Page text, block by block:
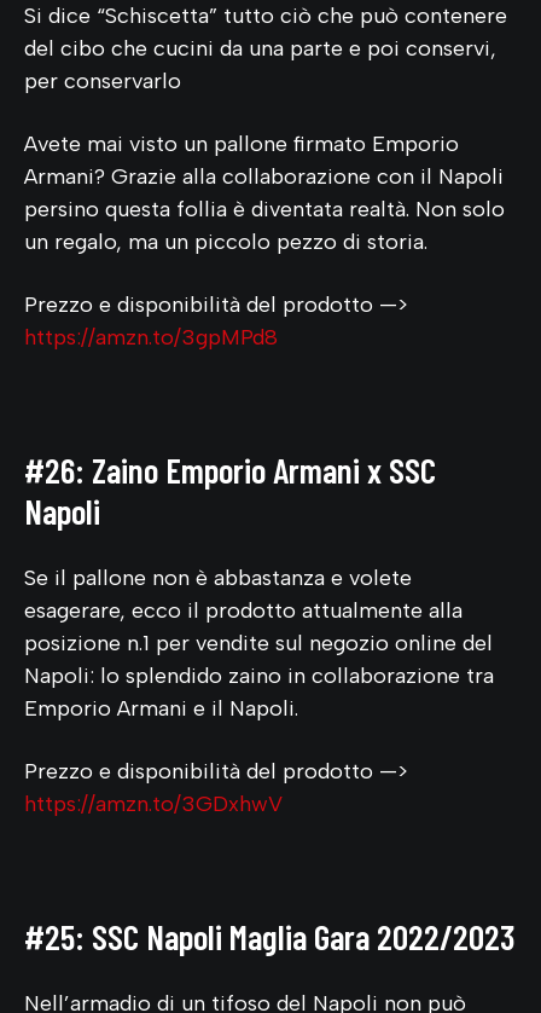
Si dice “Schiscetta” tutto ciò che può contenere
del cibo che cucini da una parte e poi conservi,
per conservarlo
Avete mai visto un pallone firmato Emporio
Armani? Grazie alla collaborazione con il Napoli
persino questa follia è diventata realtà. Non solo
un regalo, ma un piccolo pezzo di storia.
Prezzo e disponibilità del prodotto —>
https://amzn.to/3gpMPd8
#26: Zaino Emporio Armani x SSC
Napoli
Se il pallone non è abbastanza e volete
esagerare, ecco il prodotto attualmente alla
posizione n.1 per vendite sul negozio online del
Napoli: lo splendido zaino in collaborazione tra
Emporio Armani e il Napoli.
Prezzo e disponibilità del prodotto —>
https://amzn.to/3GDxhwV
#25: SSC Napoli Maglia Gara 2022/2023
Nell’armadio di un tifoso del Napoli non può